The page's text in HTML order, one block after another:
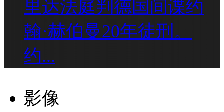
里达法庭判德国间谍约
翰·赫伯曼20年徒刑。
约...
影像